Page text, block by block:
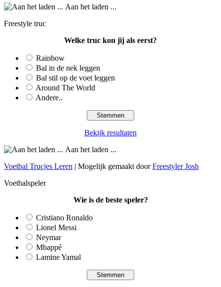
Aan het laden ...
Freestyle truc
Welke truc kon jij als eerst?
Rainbow
Bal in de nek leggen
Bal stil op de voet leggen
Around The World
Andere..
Bekijk resultaten
Aan het laden ...
Voetbal Trucjes Leren | Mogelijk gemaakt doorFreestyler Josh
Voetbalspeler
Wie is de beste speler?
Cristiano Ronaldo
Lionel Messi
Neymar
Mbappé
Lamine Yamal